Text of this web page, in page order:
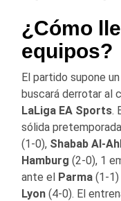
¿Cómo
equipos?
El partido supone
buscará derrotar al
LaLiga EA Sports.
sólida
(1-0), Shabab Al-
Hamburg (2-0), 1
ante el Parma (1-
Lyon (4-0). El